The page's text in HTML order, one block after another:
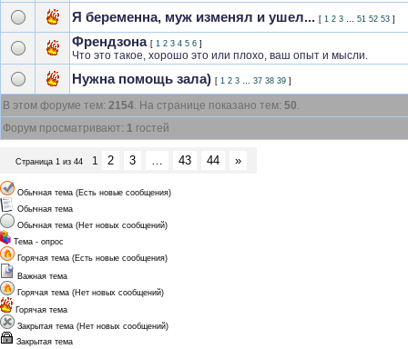
Я беременна, муж изменял и ушел... [ 1 2 3 … 51 52 53 ]
Френдзона [ 1 2 3 4 5 6 ]
Что это такое, хорошо это или плохо, ваш опыт и мысли.
Нужна помощь зала) [ 1 2 3 … 37 38 39 ]
В этом форуме тем: 2154. На странице показано тем: 50.
Форум просматривают: 1 гостей
Страница 1 из 44 1 2 3 … 43 44 »
Обычная тема (Есть новые сообщения)
Обычная тема
Обычная тема (Нет новых сообщений)
Тема - опрос
Горячая тема (Есть новые сообщения)
Важная тема
Горячая тема (Нет новых сообщений)
Горячая тема
Закрытая тема (Нет новых сообщений)
Закрытая тема